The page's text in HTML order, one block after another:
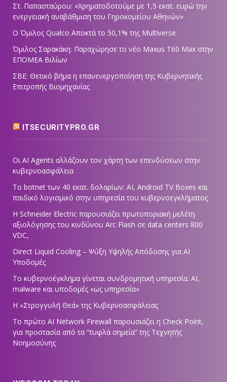
Στ. Παπασταύρου: «Χρηματοδοτούμε με 1,5 εκατ. ευρώ την
ενεργειακή αναβάθμιση του Γηροκομείου Αθηνών»
Ο Όμιλος Qualco Αποκτά το 50,1% της Multiverse
Όμιλος Σαρακάκη: Παραχώρησε το νέο Maxus T60 Max στην
ΕΠΟΜΕΑ Βιλίων
ΣΒΕ: Θετικό βήμα η επανενεργοποίηση της Κυβερνητικής
Επιτροπής Βιομηχανίας
ITSECURITYPRO.GR
Οι AI Agents αλλάζουν τον χάρτη των επενδύσεων στην
κυβερνοασφάλεια
Το botnet των 40 εκατ. δολαρίων: AI, Android TV Boxes και
παιδικό λογισμικό στην υπηρεσία του κυβερνοεγκλήματος
Η Schneider Electric παρουσιάζει πρωτοποριακή μελέτη
αξιολόγησης του κινδύνου Arc Flash σε data centers 800
VDC,
Direct Liquid Cooling – Ψύξη Υψηλής Απόδοσης για AI
Υποδομές
Το κυβερνοέγκλημα γίνεται συνδρομητική υπηρεσία: AI,
malware και υποδομές «ως υπηρεσία»
Η «Στρογγυλή Θεά» της Κυβερνοασφάλειας
Tο πρώτο AI Network Firewall παρουσιάζει η Check Point,
για προστασία από τα “τυφλά σημεία” της Τεχνητής
Νοημοσύνης